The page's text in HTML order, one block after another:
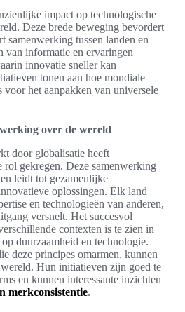
impact op technologische
Deze brede beweging bevordert
samenwerking tussen landen en
van informatie en ervaringen
innovatie sneller kan
tonen aan hoe mondiale
het aanpakken van universele
over de wereld
door globalisatie heeft
rol gekregen. Deze samenwerking
leidt tot gezamenlijke
oplossingen. Elk land
en technologieën van anderen,
versnelt. Het succesvol
contexten is te zien in
duurzaamheid en technologie.
deze principes omarmen, kunnen
Hun initiatieven zijn goed te
en kunnen interessante inzichten
merkconsistentie.